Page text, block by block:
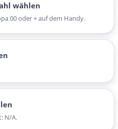
wählen
00 oder + auf dem Handy.
N/A.